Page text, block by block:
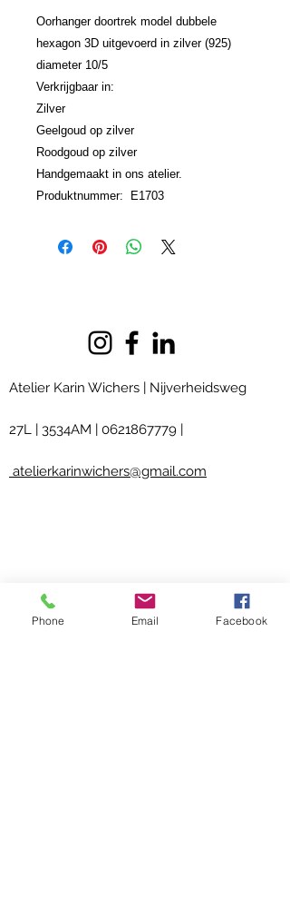
Oorhanger doortrek model dubbele
hexagon 3D uitgevoerd in zilver (925)
diameter 10/5
Verkrijgbaar in:
Zilver
Geelgoud op zilver
Roodgoud op zilver
Handgemaakt in ons atelier.
Produktnummer: E1703
Atelier Karin Wichers | Nijverheidsweg
27L | 3534AM | 0621867779 |
atelierkarinwichers@gmail.com
Phone Email Facebook